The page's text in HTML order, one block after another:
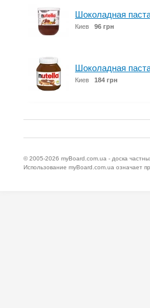
Шоколадная
Киев 96 грн
Шоколадная
Киев 184 грн
© 2005-2026 myBoard.com.ua - доска
Использование myBoard.com.ua означает